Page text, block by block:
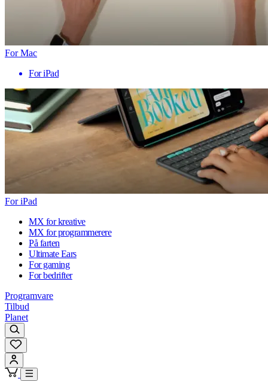
For Mac
For iPad
For iPad
MX for kreative
MX for programmerere
På farten
Ultimate Ears
For gaming
For bedrifter
Programvare
Tilbud
Planet